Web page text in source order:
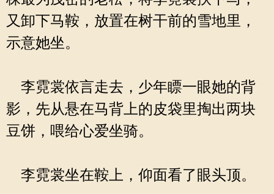
又卸下马鞍，放置在树干前的雪地里，
示意她坐。
李霓裳依言走去，少年瞟一眼她的背
影，先从悬在马背上的皮袋里掏出两块
豆饼，喂给心爱坐骑。
李霓裳坐在鞍上，仰面看了眼头顶。